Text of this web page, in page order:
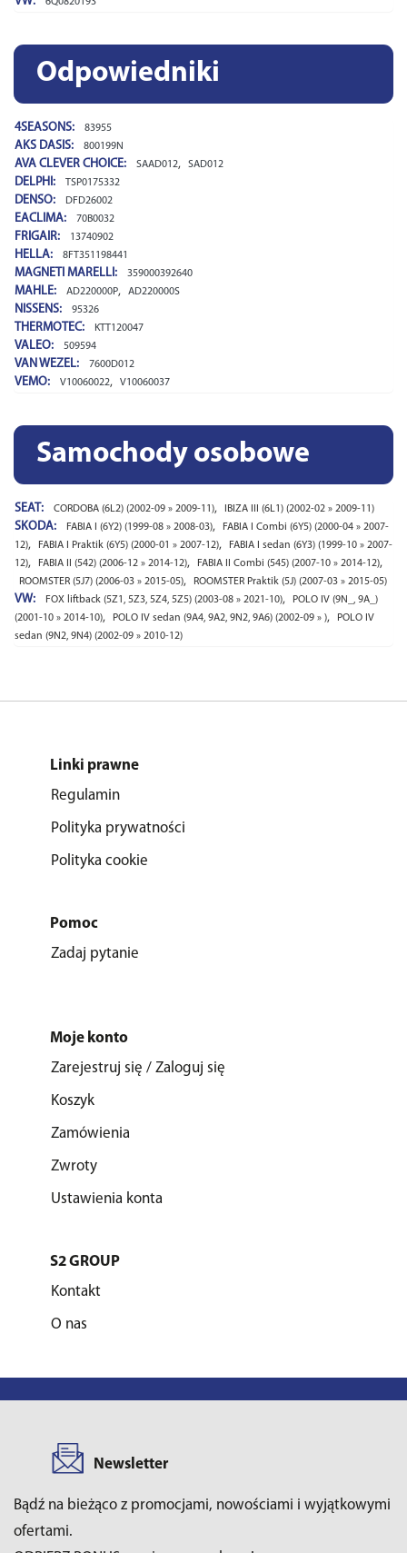
Odpowiedniki
4SEASONS: 83955
AKS DASIS: 800199N
AVA CLEVER CHOICE: SAAD012, SAD012
DELPHI: TSP0175332
DENSO: DFD26002
EACLIMA: 70B0032
FRIGAIR: 13740902
HELLA: 8FT351198441
MAGNETI MARELLI: 359000392640
MAHLE: AD220000P, AD220000S
NISSENS: 95326
THERMOTEC: KTT120047
VALEO: 509594
VAN WEZEL: 7600D012
VEMO: V10060022, V10060037
Samochody osobowe
SEAT: CORDOBA (6L2) (2002-09 » 2009-11), IBIZA III (6L1) (2002-02 » 2009-11)
SKODA: FABIA I (6Y2) (1999-08 » 2008-03),
FABIA I Combi (6Y5) (2000-04 » 2007-
12), FABIA I Praktik (6Y5) (2000-01 » 2007-12),
FABIA I sedan (6Y3) (1999-10 » 2007-
12), FABIA II (542) (2006-12 » 2014-12), FABIA II Combi (545) (2007-10 » 2014-12),
ROOMSTER (5J7) (2006-03 » 2015-05), ROOMSTER Praktik (5J) (2007-03 » 2015-05)
VW: FOX liftback (5Z1, 5Z3, 5Z4, 5Z5) (2003-08 » 2021-10),
POLO IV (9N_, 9A_)
(2001-10 » 2014-10), POLO IV sedan (9A4, 9A2, 9N2, 9A6) (2002-09 » ),
POLO IV
sedan (9N2, 9N4) (2002-09 » 2010-12)
Linki prawne
Regulamin
Polityka prywatności
Polityka cookie
Pomoc
Zadaj pytanie
Moje konto
Zarejestruj się / Zaloguj się
Koszyk
Zamówienia
Zwroty
Ustawienia konta
S2 GROUP
Kontakt
O nas
Newsletter
Bądź na bieżąco z promocjami, nowościami i wyjątkowymi
ofertami.